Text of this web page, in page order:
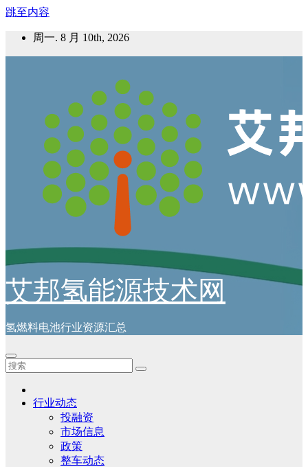
跳至内容
周一. 8 月 10th, 2026
艾邦氢能源技术网
氢燃料电池行业资源汇总
行业动态
投融资
市场信息
政策
整车动态